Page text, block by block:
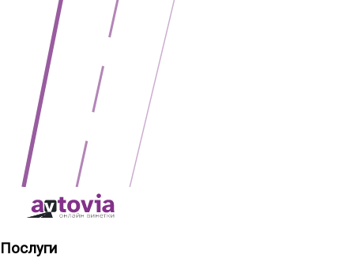
Послуги